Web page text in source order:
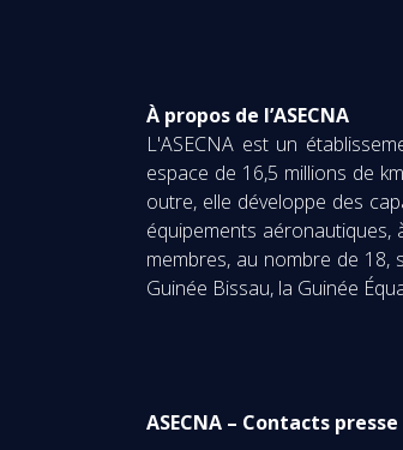
À propos de l’ASECNA
L'ASECNA est un
espace de 16,5 millions de
outre, elle développe des
équipements aéronautiques,
membres, au nombre de 18,
Guinée Bissau, la Guinée
ASECNA – Contacts presse